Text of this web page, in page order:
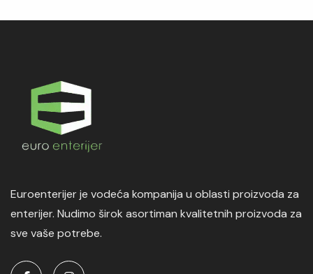
Euroenterijer je vodeća kompanija u oblasti proizvoda za
enterijer. Nudimo širok asortiman kvalitetnih proizvoda za
sve vaše potrebe.